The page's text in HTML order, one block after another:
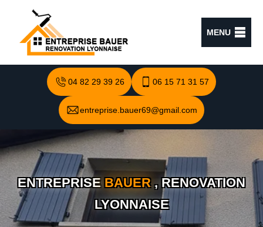
MENU
04 82 29 39 26 06 15 71 31 57
entreprise.bauer69@gmail.com
ENTREPRISE BAUER, RENOVATION
LYONNAISE